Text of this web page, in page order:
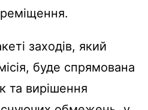
заходів, який
буде спрямована
та вирішення